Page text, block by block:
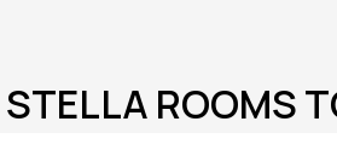
ROOMS